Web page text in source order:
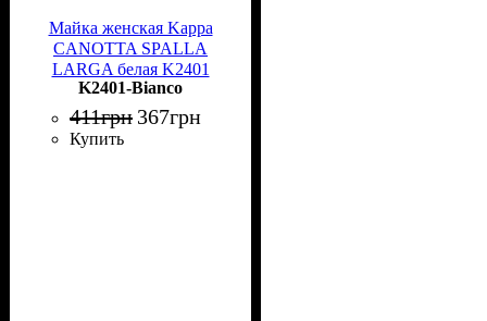
Майка женская Kappa
CANOTTA SPALLA
LARGA белая K2401
Bianco
K2401-Bianco
411грн 367грн
Купить